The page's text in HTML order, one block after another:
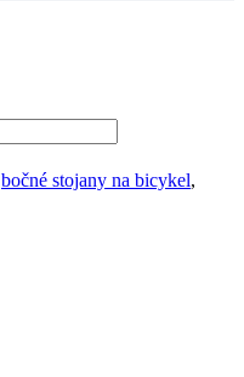
bočné stojany na bicykel,